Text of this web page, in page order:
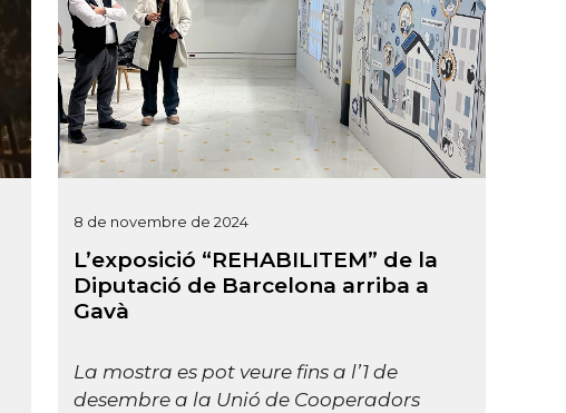
8 de novembre de 2024
L’exposició “REHABILITEM” de la
Diputació de Barcelona arriba a
Gavà
La mostra es pot veure fins a l’1 de
desembre a la Unió de Cooperadors